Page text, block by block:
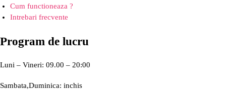
Cum functioneaza ?
Intrebari frecvente
Program de lucru
Luni – Vineri: 09.00 – 20:00
Sambata,Duminica: inchis